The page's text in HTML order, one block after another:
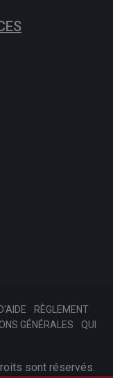
RÈGLEMENT
GÉNÉRALES
QUI
sont réservés.